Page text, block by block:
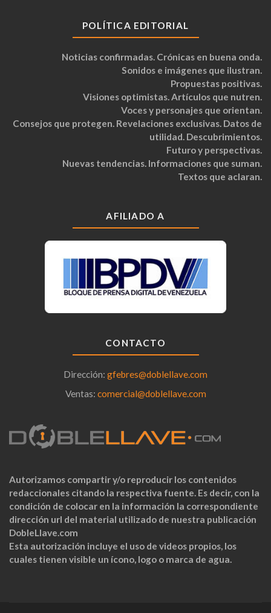
POLÍTICA EDITORIAL
Noticias confirmadas. Crónicas en buena onda.
Sonidos e imágenes que ilustran.
Propuestas positivas.
Visiones optimistas. Artículos que nutren.
Voces y personajes que orientan.
Consejos que protegen. Revelaciones exclusivas. Datos de
utilidad. Descubrimientos.
Futuro y perspectivas.
Nuevas tendencias. Informaciones que suman.
Textos que aclaran.
AFILIADO A
CONTACTO
Dirección: gfebres@doblellave.com
Ventas: comercial@doblellave.com
Autorizamos compartir y/o reproducir los contenidos
redaccionales citando la respectiva fuente. Es decir, con la
condición de colocar en la información la correspondiente
dirección url del material utilizado de nuestra publicación
DobleLlave.com
Esta autorización incluye el uso de videos propios, los
cuales tienen visible un ícono, logo o marca de agua.